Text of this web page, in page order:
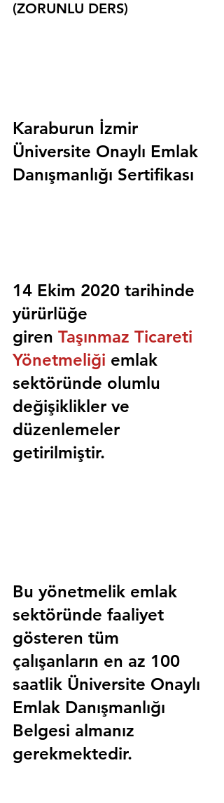
(ZORUNLU DERS)
Karaburun İzmir
Üniversite Onaylı Emlak
Danışmanlığı Sertifikası
14 Ekim 2020 tarihinde
yürürlüğe
giren Taşınmaz Ticareti
Yönetmeliği emlak
sektöründe olumlu
değişiklikler ve
düzenlemeler
getirilmiştir.
Bu yönetmelik emlak
sektöründe faaliyet
gösteren tüm
çalışanların en az 100
saatlik Üniversite Onaylı
Emlak Danışmanlığı
Belgesi almanız
gerekmektedir.